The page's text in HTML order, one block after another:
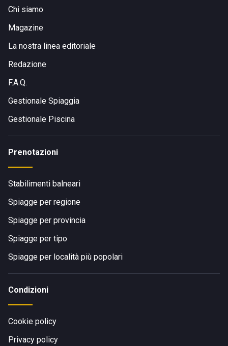
Chi siamo
Magazine
La nostra linea editoriale
Redazione
F.A.Q.
Gestionale Spiaggia
Gestionale Piscina
Prenotazioni
Stabilimenti balneari
Spiagge per regione
Spiagge per provincia
Spiagge per tipo
Spiagge per località più popolari
Condizioni
Cookie policy
Privacy policy